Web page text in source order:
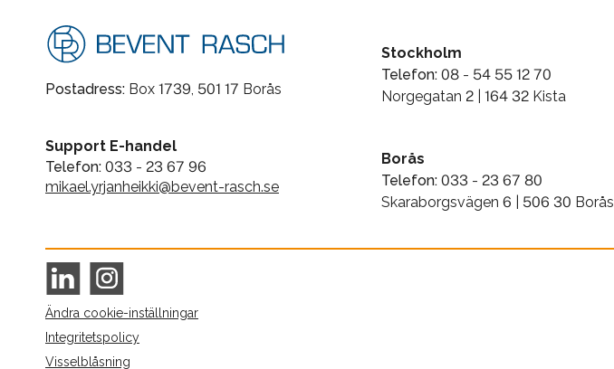
Postadress: Box 1739, 501 17 Borås
Support E-handel
Telefon: 033 - 23 67 96
mikael.yrjanheikki@bevent-rasch.se
Stockholm
Telefon: 08 - 54 55 12 70
Norgegatan 2 | 164 32 Kista
Borås
Telefon: 033 - 23 67 80
Skaraborgsvägen 6 | 506 30 Borås
Ändra cookie-inställningar
Integritetspolicy
Visselblåsning